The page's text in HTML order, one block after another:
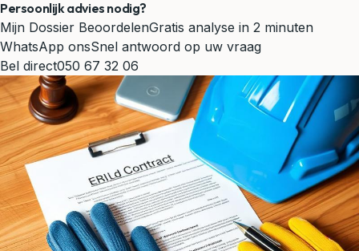
Persoonlijk advies nodig?
Mijn Dossier BeoordelenGratis analyse in 2 minuten
WhatsApp onsSnel antwoord op uw vraag
Bel direct050 67 32 06